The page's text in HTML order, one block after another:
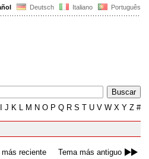
Deutsch Italiano Português
J K L M N O P Q R S T U V W X Y Z #
más reciente Tema más antiguo